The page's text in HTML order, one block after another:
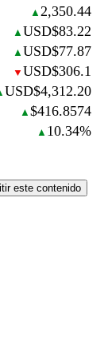
▲ 2,350.44
▲ USD$83.22
▲ USD$77.87
▼ USD$306.1
USD$4,312.20
▲ $416.8574
▲ 10.34%
este contenido